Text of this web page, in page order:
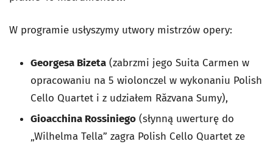
W programie usłyszymy utwory mistrzów opery:
Georgesa Bizeta (zabrzmi jego Suita Carmen w
opracowaniu na 5 wiolonczel w wykonaniu Polish
Cello Quartet i z udziałem Răzvana Sumy),
Gioacchina Rossiniego (słynną uwerturę do
„Wilhelma Tella” zagra Polish Cello Quartet ze